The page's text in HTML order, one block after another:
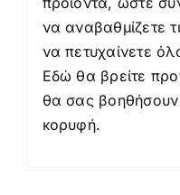
να αναβαθμίζετε
να πετυχαίνετε
Εδώ θα βρείτε
θα σας βοηθήσουν
κορυφή.